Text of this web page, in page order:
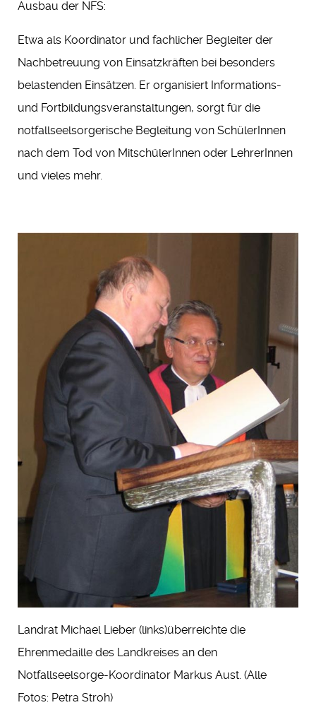
Ausbau der NFS:
Etwa als Koordinator und fachlicher Begleiter der
Nachbetreuung von Einsatzkräften bei besonders
belastenden Einsätzen. Er organisiert Informations-
und Fortbildungsveranstaltungen, sorgt für die
notfallseelsorgerische Begleitung von SchülerInnen
nach dem Tod von MitschülerInnen oder LehrerInnen
und vieles mehr.
Landrat Michael Lieber (links)überreichte die
Ehrenmedaille des Landkreises an den
Notfallseelsorge-Koordinator Markus Aust. (Alle
Fotos: Petra Stroh)